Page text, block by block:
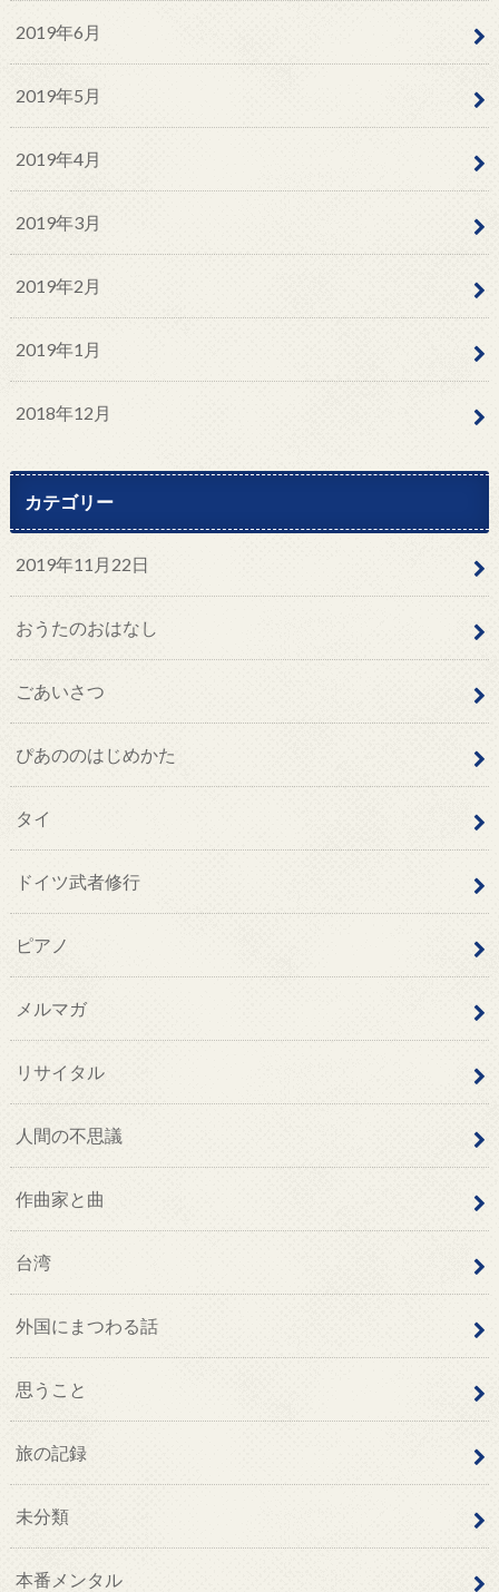
2019年6月
2019年5月
2019年4月
2019年3月
2019年2月
2019年1月
2018年12月
カテゴリー
2019年11月22日
おうたのおはなし
ごあいさつ
ぴあののはじめかた
タイ
ドイツ武者修行
ピアノ
メルマガ
リサイタル
人間の不思議
作曲家と曲
台湾
外国にまつわる話
思うこと
旅の記録
未分類
本番メンタル